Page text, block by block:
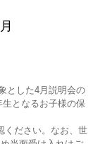
とした4月説明会の
となるお子様の保
ください。なお、世